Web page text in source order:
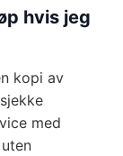
hvis jeg
kopi av
med